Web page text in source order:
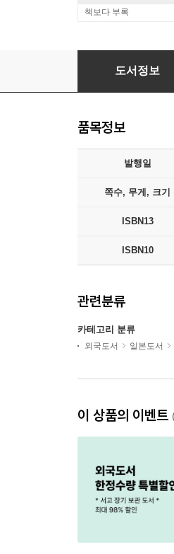
책보다 부록
少年野球が私たち
도서정보
품목정보
발행일
쪽수, 무게, 크기
ISBN13
ISBN10
관련분류
카테고리 분류
외국도서 일본도서
이 상품의 이벤트